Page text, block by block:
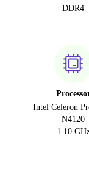
DDR4
Intel Celeron
N4120
1.10